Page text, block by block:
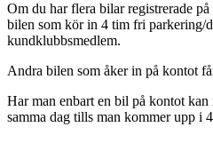
Om du har flera bilar registrerade
bilen som kör in 4 tim fri parkering/
kundklubbsmedlem.
Andra bilen som åker in på kontot
Har man enbart en bil på kontot
samma dag tills man kommer upp i